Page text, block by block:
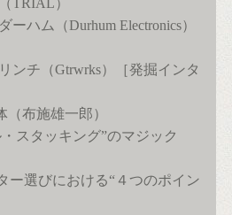
TRIAL）
ーハム（Durhum Electronics）
ンチ（Gtrwrks）［発掘インタ
（布施雄一郎）
・スタッキング”のマジック
ー選びにおける“４つのポイン